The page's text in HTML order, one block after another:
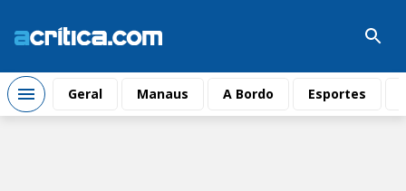
Geral Manaus A Bordo Esportes